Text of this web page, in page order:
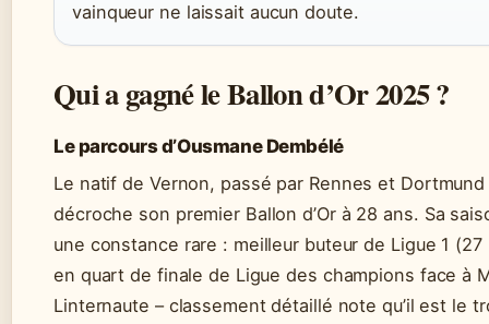
vainqueur ne laissait aucun doute.
Qui a gagné le Ballon d’Or 2025 ?
Le parcours d’Ousmane Dembélé
Le natif de Vernon, passé par Rennes et
décroche son premier Ballon d’Or à 28 ans. Sa
une constance rare : meilleur buteur de Ligue 1
en quart de finale de Ligue des champions face à
Linternaute – classement détaillé note qu’il est le